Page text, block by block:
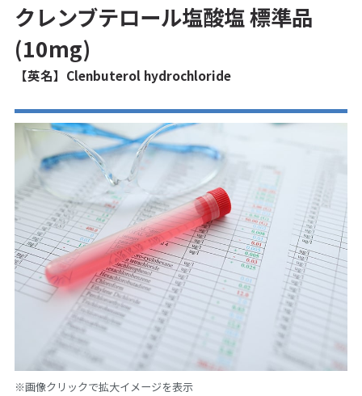
クレンブテロール塩酸塩 標準品
(10mg)
【英名】Clenbuterol hydrochloride
※画像クリックで拡大イメージを表示